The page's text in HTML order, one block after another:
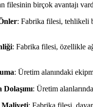
filesinin birçok avantajı
: Fabrika filesi, tehlikeli
: Fabrika filesi, özellikle
: Üretim alanındaki
: Üretim
Maliyeti: Fabrika filesi,